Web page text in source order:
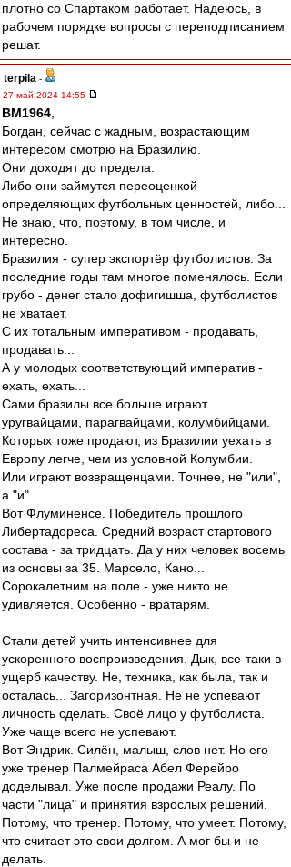
плотно со Спартаком работает. Надеюсь, в
рабочем порядке вопросы с переподписанием
решат.
terpila -
27 май 2024 14:55
BM1964
Богдан, сейчас с жадным, возрастающим
интересом смотрю на Бразилию.
Они доходят до предела.
Либо они займутся переоценкой
определяющих футбольных ценностей, либо...
Не знаю, что, поэтому, в том числе, и
интересно.
Бразилия - супер экспортёр футболистов. За
последние годы там многое поменялось. Если
грубо - денег стало дофигишша, футболистов
не хватает.
С их тотальным императивом - продавать,
продавать...
А у молодых соответствующий императив -
ехать, ехать...
Сами бразилы все больше играют
уругвайцами, парагвайцами, колумбийцами.
Которых тоже продают, из Бразилии уехать в
Европу легче, чем из условной Колумбии.
Или играют возвращенцами. Точнее, не "или",
а "и".
Вот Флуминенсе. Победитель прошлого
Либертадореса. Средний возраст стартового
состава - за тридцать. Да у них человек восемь
из основы за 35. Марсело, Кано...
Сорокалетним на поле - уже никто не
удивляется. Особенно - вратарям.
Стали детей учить интенсивнее для
ускоренного воспроизведения. Дык, все-таки в
ущерб качеству. Не, техника, как была, так и
осталась... Загоризонтная. Не не успевают
личность сделать. Своё лицо у футболиста.
Уже чаще всего не успевают.
Вот Эндрик. Силён, малыш, слов нет. Но его
уже тренер Палмейраса Абел Ферейро
доделывал. Уже после продажи Реалу. По
части "лица" и принятия взрослых решений.
Потому, что тренер. Потому, что умеет. Потому,
что считает это свои долгом. А мог бы и не
делать.